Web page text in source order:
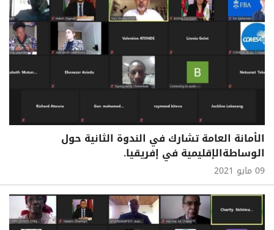
الأمانة العامة تشارك في الندوة الثانية حول
الوساطةالإقليمية في إفريقيا.
09 مايو 2021